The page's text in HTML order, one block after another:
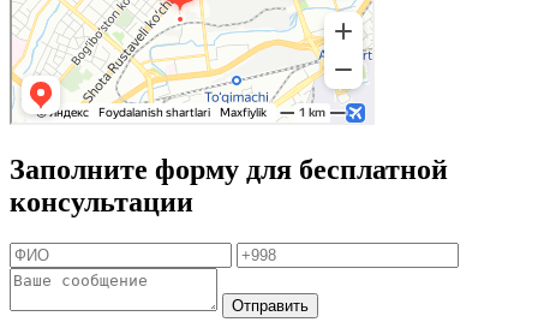
Заполните форму для бесплатной
консультации
Отправить